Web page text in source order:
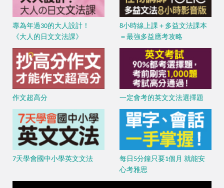
專為年過30的大人設計！
《大人的日文文法課》
8小時線上課＋多益文法課本
＝最強多益應考攻略
作文超高分 一定會考的英文文法選擇題
7天學會國中小學英文文法
每日5分鐘只要1個月 就能安
心考雅思